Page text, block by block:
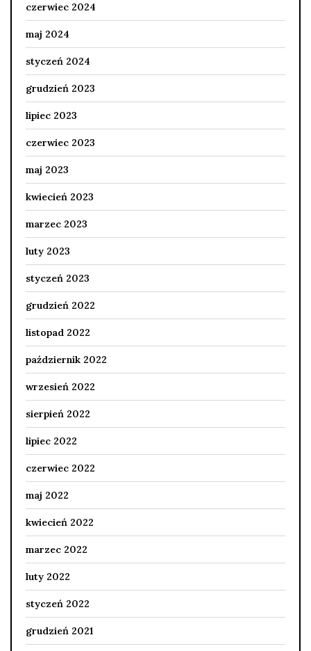
czerwiec 2024
maj 2024
styczeń 2024
grudzień 2023
lipiec 2023
czerwiec 2023
maj 2023
kwiecień 2023
marzec 2023
luty 2023
styczeń 2023
grudzień 2022
listopad 2022
październik 2022
wrzesień 2022
sierpień 2022
lipiec 2022
czerwiec 2022
maj 2022
kwiecień 2022
marzec 2022
luty 2022
styczeń 2022
grudzień 2021